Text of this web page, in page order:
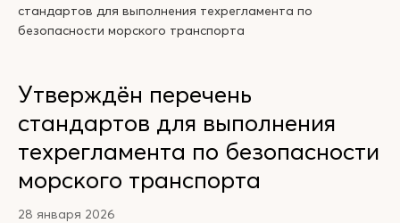
стандартов для выполнения техрегламента по
безопасности морского транспорта
Утверждён перечень
стандартов для выполнения
техрегламента по безопасности
морского транспорта
28 января 2026